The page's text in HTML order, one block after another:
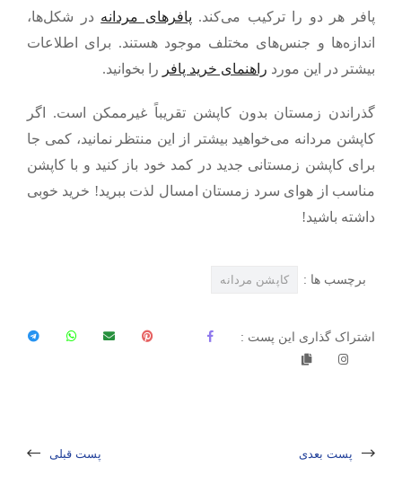
پافر هر دو را ترکیب می‌کند. پافرهای مردانه در شکل‌ها،
اندازه‌ها و جنس‌های مختلف موجود هستند. برای اطلاعات
بیشتر در این مورد راهنمای خرید پافر را بخوانید.
گذراندن زمستان بدون کاپشن تقریباً غیرممکن است. اگر
کاپشن مردانه می‌خواهید بیشتر از این منتظر نمانید، کمی جا
برای کاپشن زمستانی جدید در کمد خود باز کنید و با کاپشن
مناسب از هوای سرد زمستان امسال لذت ببرید! خرید خوبی
داشته باشید!
برچسب ها : کاپشن مردانه
اشتراک گذاری این پست :
پست قبلی پست بعدی